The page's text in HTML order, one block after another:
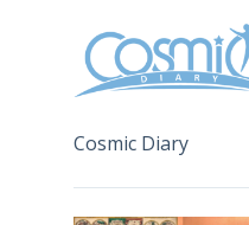
Cosmic Diary